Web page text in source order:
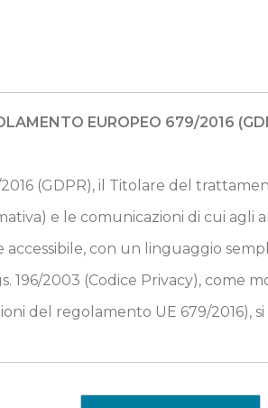
EUROPEO 679/2016
(GDPR), il Titolare del
e le comunicazioni di cui agli
con un linguaggio
2003 (Codice Privacy), come
del regolamento UE 679/2016),